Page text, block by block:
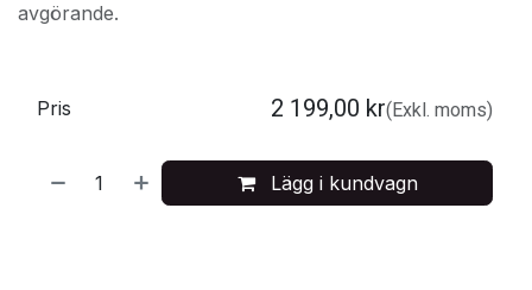
avgörande.
Lägg i kundvagn
Pris 2 199,00 kr(Exkl. moms)